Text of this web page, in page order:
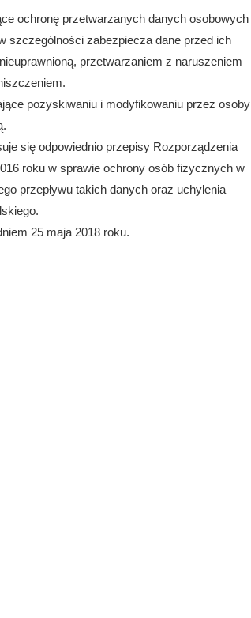
ochronę przetwarzanych danych osobowych
szczególności zabezpiecza dane przed ich
przetwarzaniem z naruszeniem
pozyskiwaniu i modyfikowaniu przez osoby
się odpowiednio przepisy Rozporządzenia
roku w sprawie ochrony osób fizycznych w
przepływu takich danych oraz uchylenia
25 maja 2018 roku.